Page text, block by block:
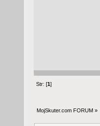
Str: [1]
MojSkuter.com FORUM »